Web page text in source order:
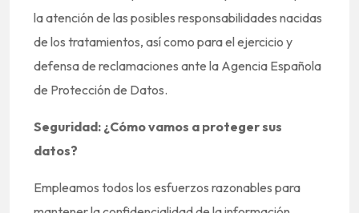
la atención de las posibles responsabilidades nacidas
de los tratamientos, así como para el ejercicio y
defensa de reclamaciones ante la Agencia Española
de Protección de Datos.
Seguridad: ¿Cómo vamos a proteger sus
datos?
Empleamos todos los esfuerzos razonables para